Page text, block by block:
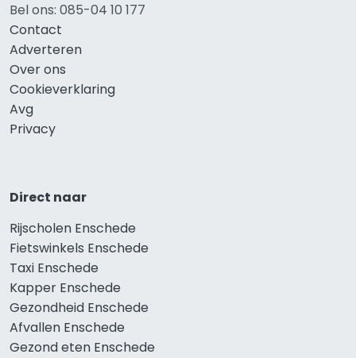
Bel ons: 085-04 10 177
Contact
Adverteren
Over ons
Cookieverklaring
Avg
Privacy
Direct naar
Rijscholen Enschede
Fietswinkels Enschede
Taxi Enschede
Kapper Enschede
Gezondheid Enschede
Afvallen Enschede
Gezond eten Enschede